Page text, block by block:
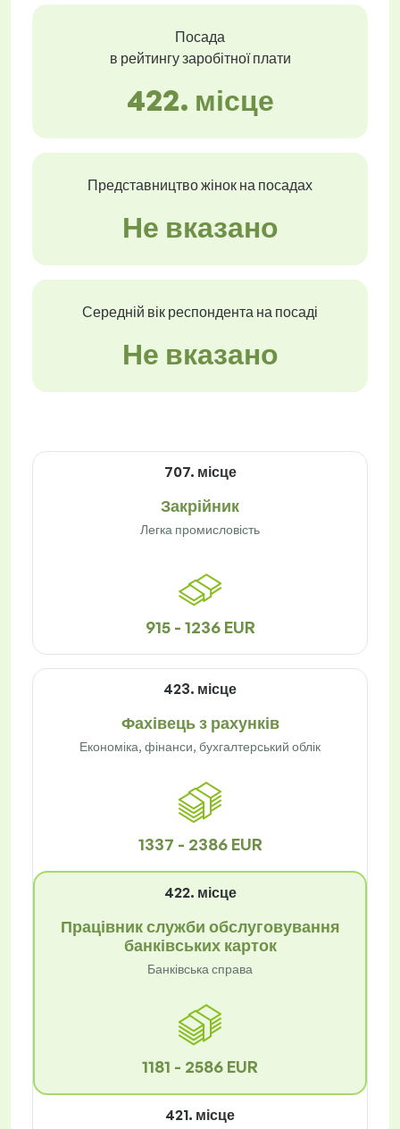
Посада
в рейтингу заробітної плати
422. місце
Представництво жінок на посадах
Не вказано
Середній вік респондента на посаді
Не вказано
707. місце
Закрійник
Легка промисловість
915 - 1236 EUR
423. місце
Фахівець з рахунків
Економіка, фінанси, бухгалтерський облік
1337 - 2386 EUR
422. місце
Працівник служби обслуговування
банківських карток
Банківська справа
1181 - 2586 EUR
421. місце